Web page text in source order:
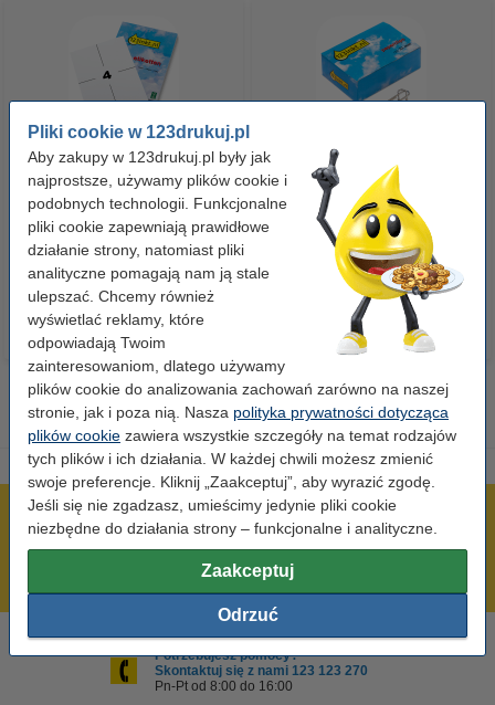
Pliki cookie w 123drukuj.pl
Aby zakupy w 123drukuj.pl były jak
najprostsze, używamy plików cookie i
podobnych technologii. Funkcjonalne
pliki cookie zapewniają prawidłowe
działanie strony, natomiast pliki
analityczne pomagają nam ją stale
ulepszać. Chcemy również
wyświetlać reklamy, które
odpowiadają Twoim
zainteresowaniom, dlatego używamy
plików cookie do analizowania zachowań zarówno na naszej
stronie, jak i poza nią. Nasza polityka prywatności dotycząca
plików cookie zawiera wszystkie szczegóły na temat rodzajów
tych plików i ich działania. W każdej chwili możesz zmienić
swoje preferencje. Kliknij „Zaakceptuj”, aby wyrazić zgodę.
Jeśli się nie zgadzasz, umieścimy jedynie pliki cookie
niezbędne do działania strony – funkcjonalne i analityczne.
Zaakceptuj
Odrzuć
Etykiety wysyłkowe A6 (105 x
148 mm), 100 etykiet, 123drukuj
14,90 zł z VAT
Spinacze biurowe 33 mm
okrągłe (100 sztuk), 123drukuj
2,90 zł z VAT
600 tysięcy zadowolonych klientów
Wysyłka już dzisiaj!
Potrzebujesz pomocy?
Skontaktuj się z nami 123 123 270
Pn-Pt od 8:00 do 16:00